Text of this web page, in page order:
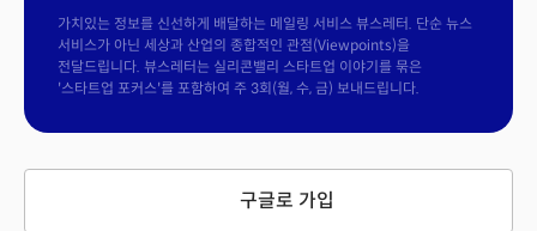
가치있는 정보를 신선하게 배달하는 메일링 서비스 뷰스레터. 단순 뉴스
서비스가 아닌 세상과 산업의 종합적인 관점(Viewpoints)을
전달드립니다. 뷰스레터는 실리콘밸리 스타트업 이야기를 묶은
'스타트업 포커스'를 포함하여 주 3회(월, 수, 금) 보내드립니다.
구글로 가입